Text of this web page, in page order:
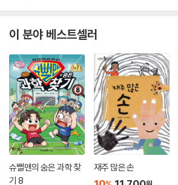
이 분야 베스트셀러
슈뻘맨의 숨은 과학 찾
기 8
재주 많은 손